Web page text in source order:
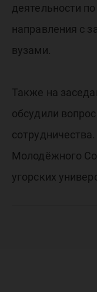
деятельности
направления с
вузами.
Также на
обсудили
Молодёжного
угорских